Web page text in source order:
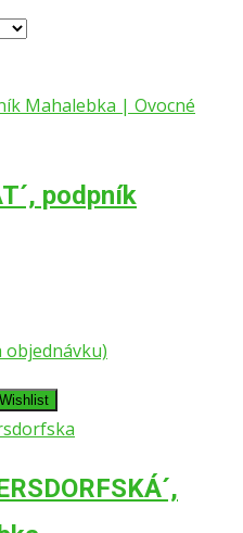
podpník
objednávku)